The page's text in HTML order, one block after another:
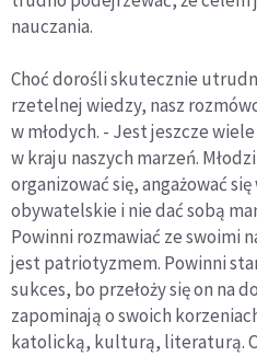
nauczania.
Choć dorośli skutecznie
rzetelnej wiedzy, nasz
w młodych. - Jest jeszcze
w kraju naszych marzeń.
organizować się, angażować się
obywatelskie i nie dać sobą
Powinni rozmawiać ze swoimi
jest patriotyzmem. Powinni
sukces, bo przełoży się on na
zapominają o swoich
katolicką, kulturą, literaturą.